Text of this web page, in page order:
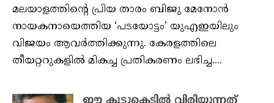
മലയാളത്തിന്റെ പ്രിയ താരം ബിജു മേനോന്‍
നായകനായെത്തിയ ‘പടയോട്ടം’ യുഎഇയിലും
വിജയം ആവര്‍ത്തിക്കുന്നു. കേരളത്തിലെ
തീയറ്ററുകളില്‍ മികച്ച പ്രതികരണം ലഭിച്ച....